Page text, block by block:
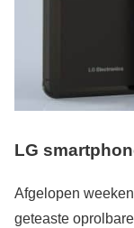
LG
Afgelopen
geteaste